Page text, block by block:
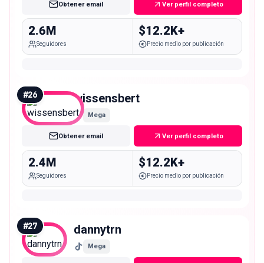
Obtener email Ver perfil completo
2.6M
Seguidores
$12.2K+
Precio medio por publicación
#26 wissensbert
Mega
Obtener email Ver perfil completo
2.4M
Seguidores
$12.2K+
Precio medio por publicación
#27 dannytrn
Mega